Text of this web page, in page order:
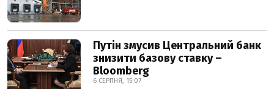
Путін змусив Центральний банк
знизити базову ставку –
Bloomberg
6 СЕРПНЯ, 15:07